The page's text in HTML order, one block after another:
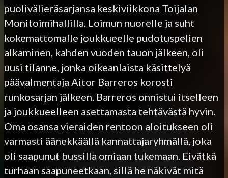
puolivälieräsarjansa keskiviikkona Toijalan
Monitoimihallilla. Loimun nuorelle ja suht
kokemattomalle joukkueelle pudotuspelien
alkaminen, kahden vuoden tauon jälkeen, oli
uusi tilanne, jonka oikeanlaista käsittelyä
päävalmentaja Aitor Barreros korosti
runkosarjan jälkeen. Barreros onnistui itselleen
ja joukkueelleen asettamasta tehtävästä hyvin.
Oma osansa vieraiden rentoon aloitukseen oli
varmasti äänekkäällä kannattajaryhmällä, joka
oli saapunut bussilla omiaan tukemaan. Eivätkä
turhaan saapuneetkaan, sillä he näkivät mitä